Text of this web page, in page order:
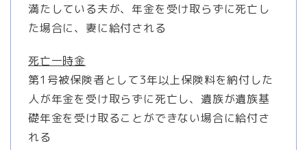
満たしている夫が、年金を受け取らずに死亡し
た場合に、妻に給付される
死亡一時金
第1号被保険者として3年以上保険料を納付した
人が年金を受け取らずに死亡し、遺族が遺族基
礎年金を受け取ることができない場合に給付さ
れる